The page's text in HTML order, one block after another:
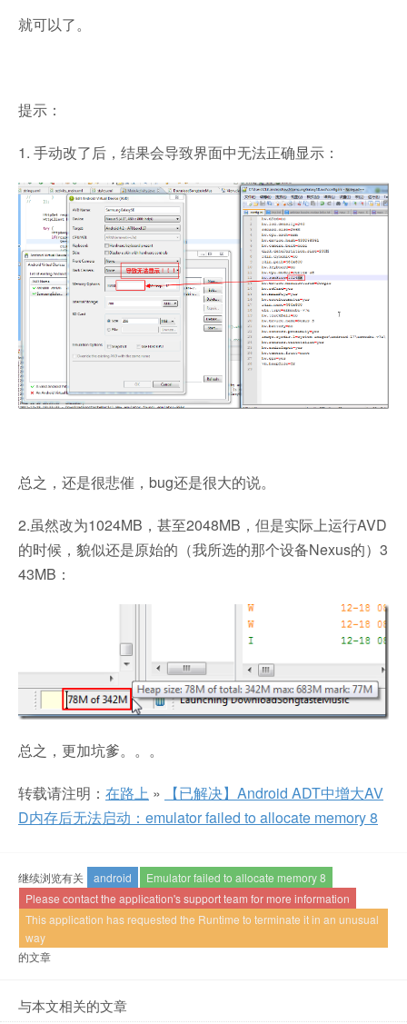
就可以了。
提示：
1. 手动改了后，结果会导致界面中无法正确显示：
总之，还是很悲催，bug还是很大的说。
2.虽然改为1024MB，甚至2048MB，但是实际上运行AVD
的时候，貌似还是原始的（我所选的那个设备Nexus的）3
43MB：
总之，更加坑爹。。。
转载请注明： 在路上 »
【已解决】Android ADT中增大AV
D内存后无法启动：emulator failed to allocate memory 8
继续浏览有关 android
Emulator failed to allocate memory 8
Please contact the application's support team for more information
This application has requested the Runtime to terminate it in an unusual
way
的文章
与本文相关的文章